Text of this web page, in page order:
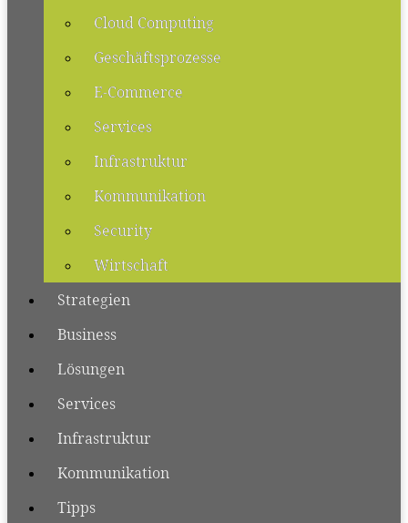
Cloud Computing
Geschäftsprozesse
E-Commerce
Services
Infrastruktur
Kommunikation
Security
Wirtschaft
Strategien
Business
Lösungen
Services
Infrastruktur
Kommunikation
Tipps